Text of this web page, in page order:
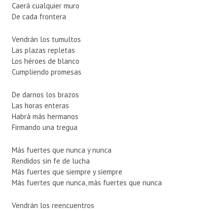
Caerá cualquier muro
De cada frontera
Vendrán los tumultos
Las plazas repletas
Los héroes de blanco
Cumpliendo promesas
De darnos los brazos
Las horas enteras
Habrá más hermanos
Firmando una tregua
Más fuertes que nunca y nunca
Rendidos sin fe de lucha
Más fuertes que siempre y siempre
Más fuertes que nunca, más fuertes que nunca
Vendrán los reencuentros